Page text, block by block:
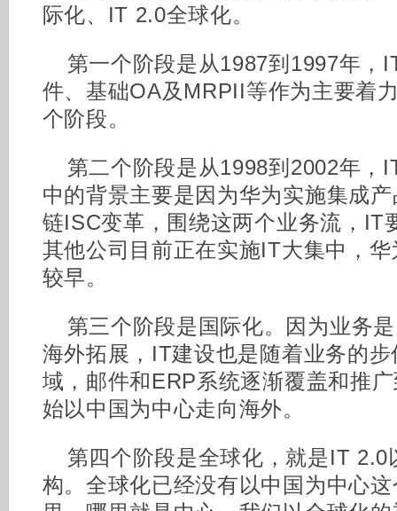
际化、IT 2.0全球化。
第一个阶段是从1987到1997年，
件、基础OA及MRPII等作为主要着
个阶段。
第二个阶段是从1998到2002年，
中的背景主要是因为华为实施集成
链ISC变革，围绕这两个业务流，IT
其他公司目前正在实施IT大集中，
较早。
第三个阶段是国际化。因为业务
海外拓展，IT建设也是随着业务的
域，邮件和ERP系统逐渐覆盖和推
始以中国为中心走向海外。
第四个阶段是全球化，就是IT 2.0
构。全球化已经没有以中国为中心